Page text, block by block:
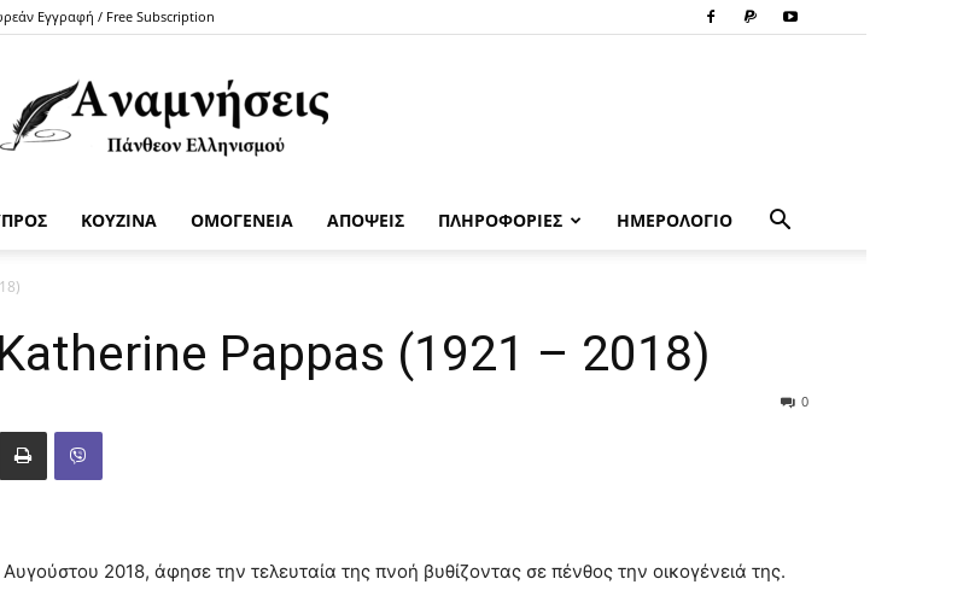
Εγγραφή / Free Subscription
ΚΟΥΖΙΝΑ ΟΜΟΓΕΝΕΙΑ ΑΠΟΨΕΙΣ ΠΛΗΡΟΦΟΡΙΕΣ ΗΜΕΡΟΛΟΓΙΟ
Pappas (1921 – 2018)
0
2018, άφησε την τελευταία της πνοή βυθίζοντας σε πένθος την οικογένειά της.